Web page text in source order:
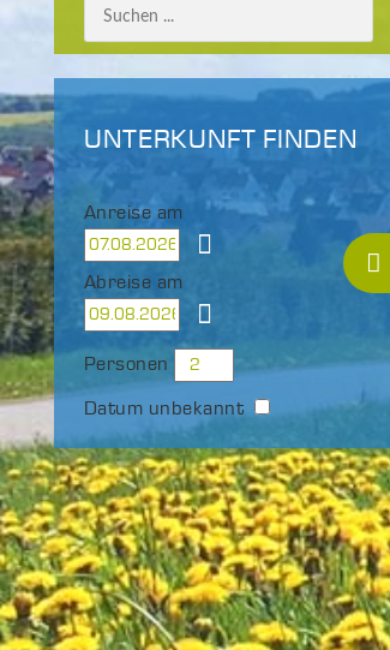
UNTERKUNFT FINDEN
Anreise am
Abreise am
Personen
Datum unbekannt